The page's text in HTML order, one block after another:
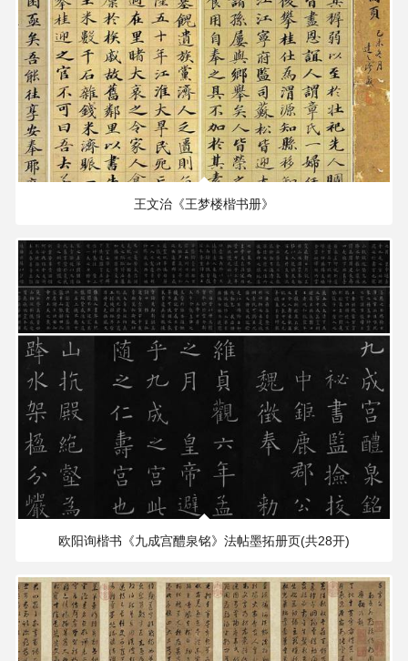
王文治《王梦楼楷书册》
欧阳询楷书《九成宫醴泉铭》法帖墨拓册页(共28开)
249.32 MB 2677×2567 PX
169.06 MB 2832×2467 PX